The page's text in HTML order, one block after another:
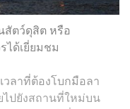
สัตว์ดุสิต หรือ
ได้เยี่ยมชม
วลาที่ต้องโบกมือลา
ไปยังสถานที่ใหม่บน